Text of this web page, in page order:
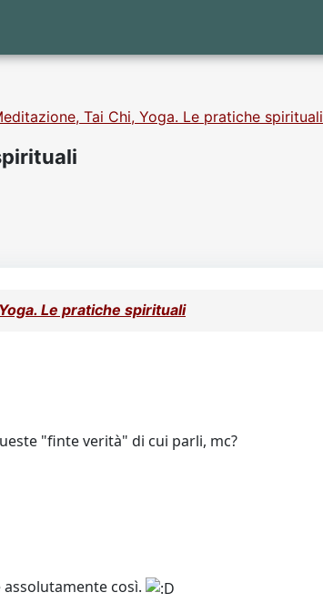
Tai Chi, Yoga. Le pratiche spirituali
Le pratiche spirituali
"finte verità" di cui parli, mc?
così.